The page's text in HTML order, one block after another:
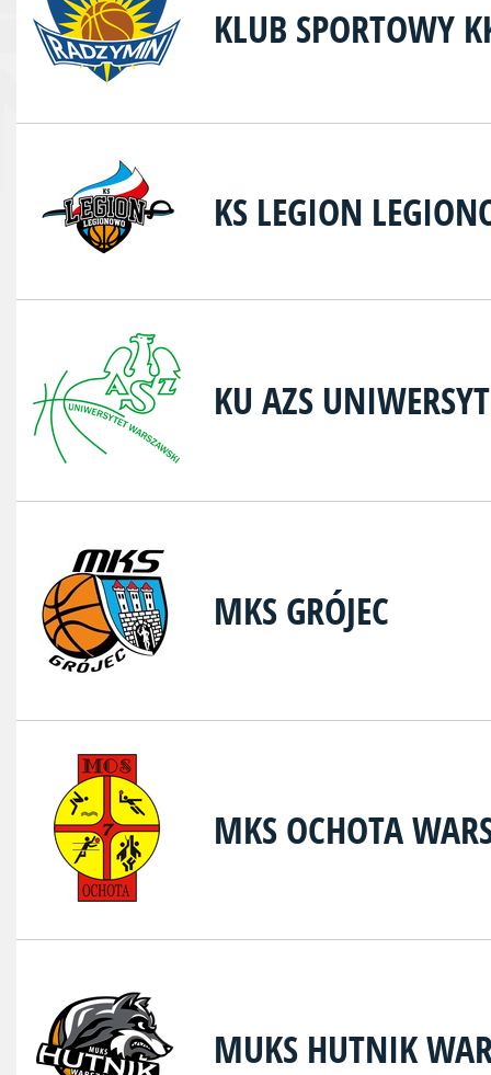
KLUB SPORTOWY
KS LEGION
KU AZS
MKS GRÓJEC
MKS OCHOTA
MUKS HUTNIK